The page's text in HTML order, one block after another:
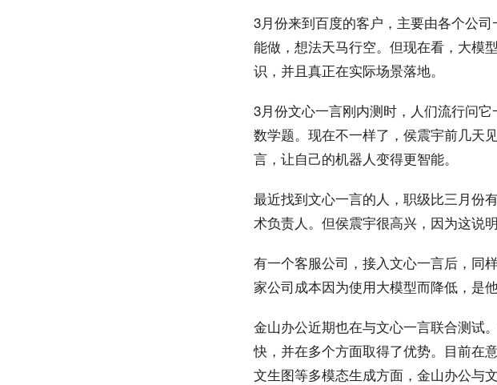
3月份来到百度的客户，主要由各个公
能做，想法天马行空。但现在看，大模
识，并且真正在实际场景落地。
3月份文心一言刚内测时，人们流行问
数学题。现在不一样了，侯震宇前几天
言，让自己的机器人变得更智能。
最近找到文心一言的人，职级比三月份
术负责人。但侯震宇很高兴，因为这说
有一个客服公司，接入文心一言后，同
家公司成本因为使用大模型而降低，是
金山办公近期也在与文心一言联合测试
快，并在多个方面取得了优势。目前在
文生图等多模态生成方面，金山办公与